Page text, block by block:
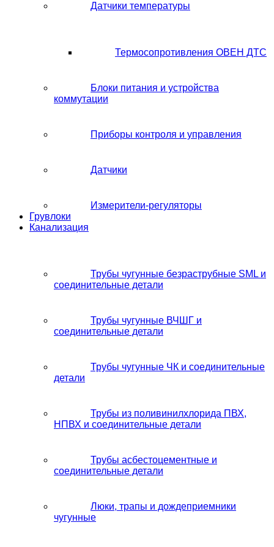
Датчики температуры
Термосопротивления ОВЕН ДТС
Блоки питания и устройства
коммутации
Приборы контроля и управления
Датчики
Измерители-регуляторы
Грувлоки
Канализация
Трубы чугунные безраструбные SML и
соединительные детали
Трубы чугунные ВЧШГ и
соединительные детали
Трубы чугунные ЧК и соединительные
детали
Трубы из поливинилхлорида ПВХ,
НПВХ и соединительные детали
Трубы асбестоцементные и
соединительные детали
Люки, трапы и дождеприемники
чугунные